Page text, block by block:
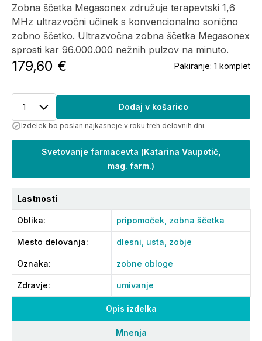
Opis izdelka
Mnenja
Zobna ščetka Megasonex združuje terapevtski 1,6
MHz ultrazvočni učinek s konvencionalno sonično
zobno ščetko. Ultrazvočna zobna ščetka Megasonex
sprosti kar 96.000.000 nežnih pulzov na minuto.
179,60 € Pakiranje: 1 komplet
1 Dodaj v košarico
Izdelek bo poslan najkasneje v roku treh delovnih dni.
Svetovanje farmacevta (Katarina Vaupotič,
mag. farm.)
Lastnosti
Oblika: pripomoček, zobna ščetka
Mesto delovanja: dlesni, usta, zobje
Oznaka: zobne obloge
Zdravje: umivanje